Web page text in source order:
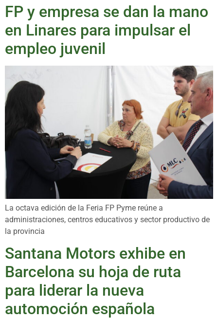
FP y empresa se dan la mano
en Linares para impulsar el
empleo juvenil
La octava edición de la Feria FP Pyme reúne a
administraciones, centros educativos y sector productivo de
la provincia
Santana Motors exhibe en
Barcelona su hoja de ruta
para liderar la nueva
automoción española